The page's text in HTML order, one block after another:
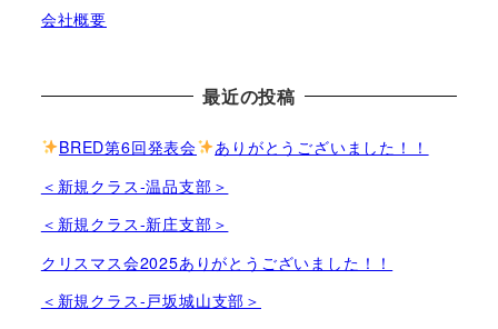
会社概要
最近の投稿
BRED第6回発表会
ありがとうございました！！
＜新規クラス-温品支部＞
＜新規クラス-新庄支部＞
クリスマス会2025ありがとうございました！！
＜新規クラス-戸坂城山支部＞